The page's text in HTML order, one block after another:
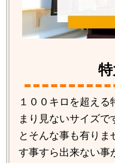
１００キロを超え
まり見ないサイズで
とそんな事も有り
す事すら出来ない事